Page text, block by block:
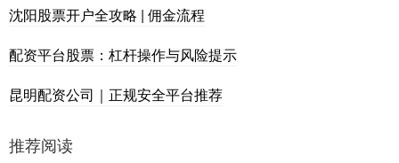
沈阳股票开户全攻略 | 佣金流程
配资平台股票：杠杆操作与风险提示
昆明配资公司｜正规安全平台推荐
推荐阅读